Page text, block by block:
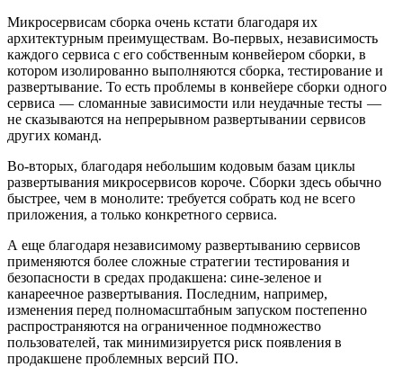
Микросервисам сборка очень кстати благодаря их
архитектурным преимуществам. Во-первых, независимость
каждого сервиса с его собственным конвейером сборки, в
котором изолированно выполняются сборка, тестирование и
развертывание. То есть проблемы в конвейере сборки одного
сервиса — сломанные зависимости или неудачные тесты —
не сказываются на непрерывном развертывании сервисов
других команд.
Во-вторых, благодаря небольшим кодовым базам циклы
развертывания микросервисов короче. Сборки здесь обычно
быстрее, чем в монолите: требуется собрать код не всего
приложения, а только конкретного сервиса.
А еще благодаря независимому развертыванию сервисов
применяются более сложные стратегии тестирования и
безопасности в средах продакшена: сине-зеленое и
канареечное развертывания. Последним, например,
изменения перед полномасштабным запуском постепенно
распространяются на ограниченное подмножество
пользователей, так минимизируется риск появления в
продакшене проблемных версий ПО.